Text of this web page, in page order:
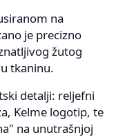
na
je precizno
žutog
tkaninu.
detalji: reljefni
Kelme logotip, te
na unutrašnjoj